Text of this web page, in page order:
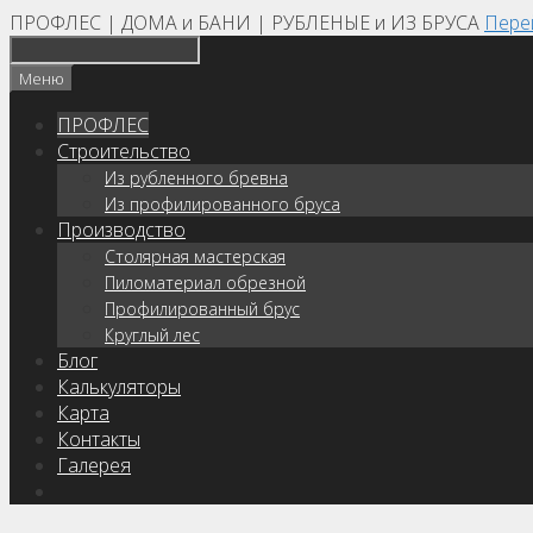
ПРОФЛЕС | ДОМА и БАНИ | РУБЛЕНЫЕ и ИЗ БРУСА
Меню
ПРОФЛЕС
Строительство
Из рубленного бревна
Из профилированного бруса
Производство
Столярная мастерская
Пиломатериал обрезной
Профилированный брус
Круглый лес
Блог
Калькуляторы
Карта
Контакты
Галерея